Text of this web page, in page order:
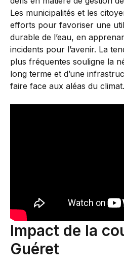
Les municipalités et les
efforts pour favoriser une
durable de l’eau, en
incidents pour l’avenir. La
plus fréquentes souligne la
long terme et d’une
faire face aux aléas du climat.
Impact de la
Guéret